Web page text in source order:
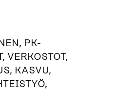
PK-
VERKOSTOT,
KASVU,